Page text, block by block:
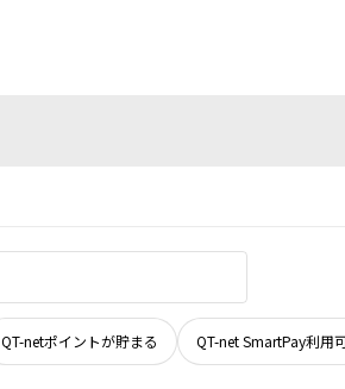
QT-netポイントが貯まる QT-net SmartPay利用